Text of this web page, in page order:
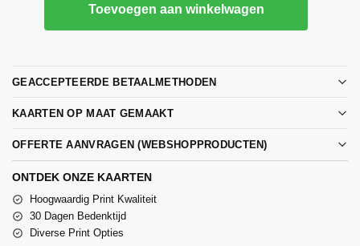
Toevoegen aan winkelwagen
GEACCEPTEERDE BETAALMETHODEN
KAARTEN OP MAAT GEMAAKT
OFFERTE AANVRAGEN (WEBSHOPPRODUCTEN)
ONTDEK ONZE KAARTEN
Hoogwaardig Print Kwaliteit
30 Dagen Bedenktijd
Diverse Print Opties